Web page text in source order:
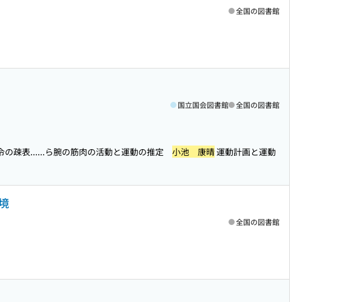
全国の図書館
国立国会図書館 全国の図書館
の疎表......ら腕の筋肉の活動と運動の推定 小池 康晴運動計画と運動
全国の図書館